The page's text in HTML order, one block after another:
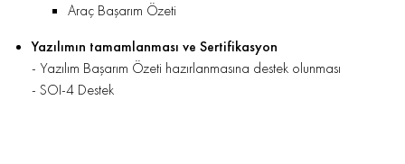
Araç Başarım Özeti
Yazılımın tamamlanması ve Sertifikasyon
- Yazılım Başarım Özeti hazırlanmasına destek olunması
- SOI-4 Destek